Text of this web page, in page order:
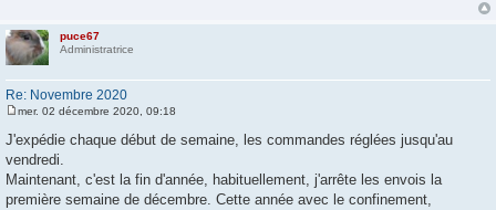
puce67
Administratrice
Re: Novembre 2020
e
s
s
a
g
e
mer. 02 décembre 2020, 09:18
J'expédie chaque début de semaine, les commandes réglées jusqu'au
vendredi.
Maintenant, c'est la fin d'année, habituellement, j'arrête les envois la
première semaine de décembre. Cette année avec le confinement,